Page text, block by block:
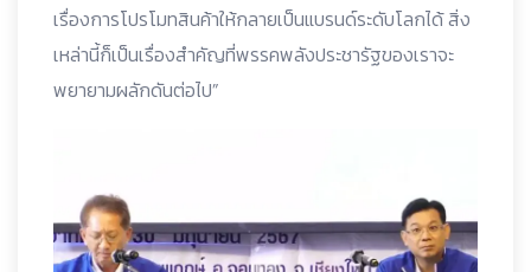
เรื่องการโปรโมทสินค้าให้กลายเป็นแบรนด์ระดับโลกได้ สิ่ง
เหล่านี้ก็เป็นเรื่องสำคัญที่พรรคพลังประชารัฐของเราจะ
พยายามผลักดันต่อไป”